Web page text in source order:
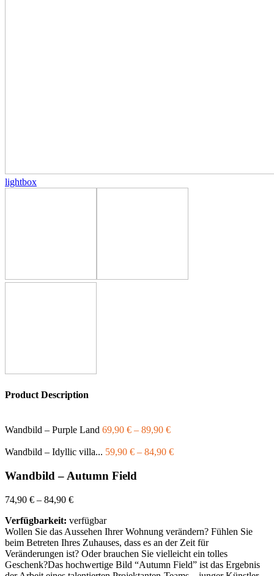
lightbox
Product Description
Wandbild – Purple Land 69,90 € – 89,90 €
Wandbild – Idyllic villa... 59,90 € – 84,90 €
Wandbild – Autumn Field
74,90 € – 84,90 €
Verfügbarkeit: verfügbar
Wollen Sie das Aussehen Ihrer Wohnung verändern? Fühlen Sie
beim Betreten Ihres Zuhauses, dass es an der Zeit für
Veränderungen ist? Oder brauchen Sie vielleicht ein tolles
Geschenk?Das hochwertige Bild “Autumn Field” ist das Ergebnis